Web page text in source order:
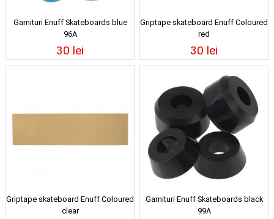
Garnituri Enuff Skateboards blue
96A
30 lei
Griptape skateboard Enuff Coloured
red
30 lei
Griptape skateboard Enuff Coloured
clear
Garnituri Enuff Skateboards black
99A